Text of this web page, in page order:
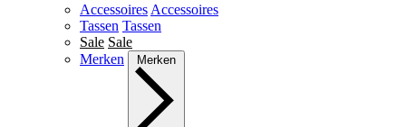
Accessoires Accessoires
Tassen Tassen
Sale Sale
Merken
Merken